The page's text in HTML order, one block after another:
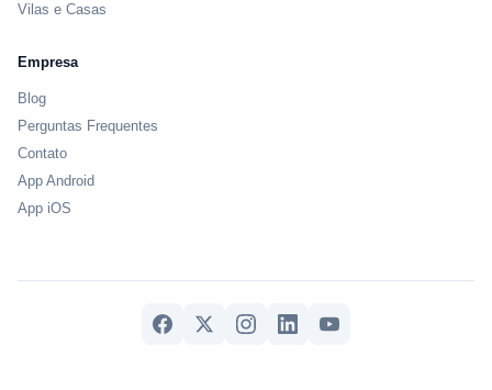
Vilas e Casas
Empresa
Blog
Perguntas Frequentes
Contato
App Android
App iOS